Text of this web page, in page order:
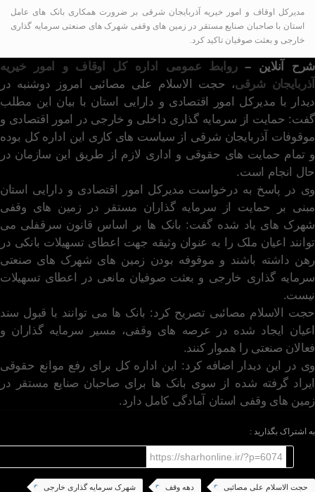
مدیرکل اوقاف و امور خیریه آذربایجان شرقی بر ضرورت همکاری بانک های عامل
استان با صاحبان صنایع مستقر در زمین های وقفی شهرک های صنعتی سرمایه گذاری
خارجی و بعثت صوفیان تاکید کرد.
شرح آنلاین –روابط عمومی اداره کل اوقاف و امور خیریه
آذربایجان شرقی، حجت الاسلام علی مصائبی امروز دوشنبه در
دیدار با مدیرکل امور اقتصادی و دارایی استان با بیان این مطلب
گفت: حمایت از سرمایه گذاری داخلی و خارجی در امور اقتصادی و
موقوفات آذربایجان شرقی از سیاست های کاری این اداره کل بوده
و تمام حمایت های حقوقی و اداری لازم از طریق این سازمان در
حال انجام است.
وی در پاسخ به درخواست مدیرکل امور اقتصادی و دارایی استان
مبنی بر حمایت از سرمایه گذاران مستقر در زمین های وقفی
شهرک های یاد شده گفت: بانک ها بر اساس قانون سرقفلی می
توانند اعیان ملک را به عنوان وثیقه جهت اعطای تسهیلات بانکی در
رهن داشته باشند و موقوفه بودن زمین های شهرک های صنعتی
سرمایه گذاری خارجی و بعثت صوفیان مانعی در اعطای تسهیلات
نیست.
حجت الاسلام مصائبی تصریح کرد: بانک ها می توانند با قبول سند
اعیان ایجاد شده در عرصه های وقفی، مسیر سرمایه گذاران و
فعالان صنعتی را هموار کنند.
وی در این دیدار اضافه کرد: این اداره کل برای رفع موانع حقوقی
ایراد گرفته شده از سوی بانک ها برای صاحبان صنایع مستقر در
زمین های وقفی استان آمادگی کامل دارد.
به اشتراک بگذارید :
https://sharhonline.ir/?p=6074
حجت الاسلام علی مصائبی دهه وقف شهرک سرمایه گذاری خارجی